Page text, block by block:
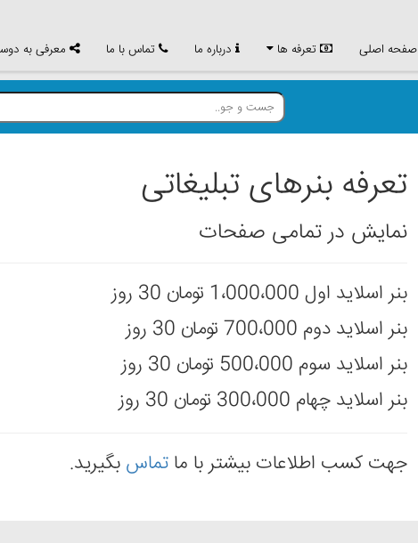
صفحه اصلی تعرفه ها درباره ما تماس با ما معرفی به
تعرفه بنرهای تبلیغاتی
نمایش در تمامی صفحات
بنر اسلايد اول 1،000،000 تومان 30 روز
بنر اسلايد دوم 700،000 تومان 30 روز
بنر اسلايد سوم 500،000 تومان 30 روز
بنر اسلايد چهام 300،000 تومان 30 روز
جهت کسب اطلاعات بیشتر با ما تماس بگیرید.